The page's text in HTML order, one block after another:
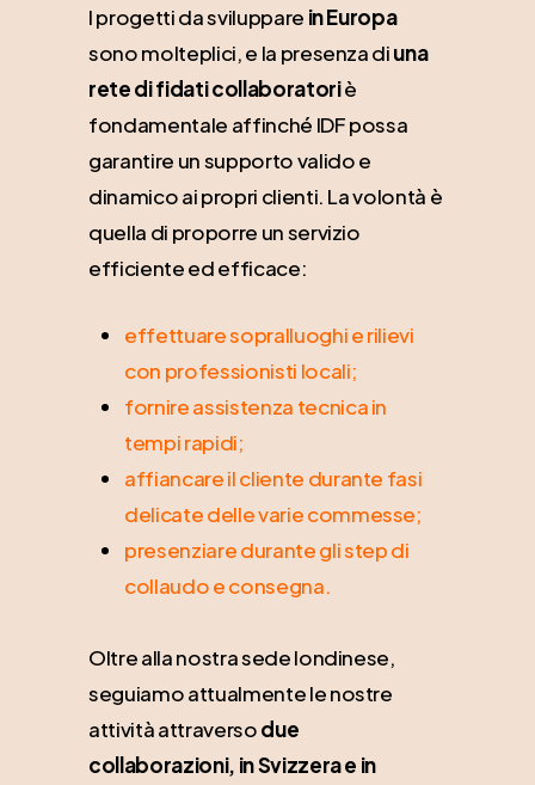
I progetti da sviluppare in Europa
sono molteplici, e la presenza diuna
rete di fidati collaboratoriè
fondamentale affinché IDF possa
garantire un supporto valido e
dinamico ai propri clienti. La volontà è
quella di proporre un servizio
efficiente ed efficace:
effettuare sopralluoghi e rilievi
con professionisti locali;
fornire assistenza tecnica in
tempi rapidi;
affiancare il cliente durante fasi
delicate delle varie commesse;
presenziare durante gli step di
collaudo e consegna.
Oltre alla nostra sede londinese,
seguiamo attualmente le nostre
attività attraversodue
collaborazioni, in Svizzera e in